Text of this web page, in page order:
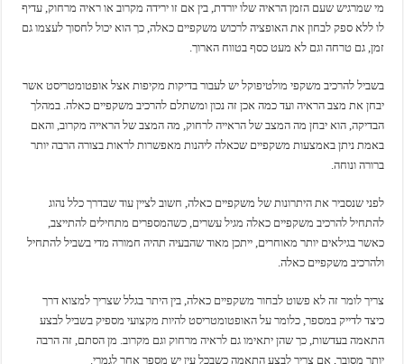
מי שמרגיש שעם הזמן הראיה שלו יורדת, בין אם זו ירידה מקרוב או ראיה מרחוק, עדיף
לו ללא ספק לבחון את האופציה לרכוש משקפיים כאלה, כך הוא יכול לחסוך לעצמו גם
זמן, גם טרחה וגם לא מעט כסף בטווח הארוך.
בשביל להרכיב משקפי מולטיפוקל יש לעבור בדיקות מקיפות אצל אופטומטריסט אשר
יבחן את מצב הראיה ועד כמה אכן זה נכון ומשתלם להרכיב משקפיים כאלה. במהלך
הבדיקה, הוא יבחן מה המצב של הראייה לרחוק, מה המצב של הראייה מקרוב, והאם
באמת ניתן באמצעות משקפיים שכאלה ליהנות מאפשרות לראות בצורה הרבה יותר
ברורה ונוחה.
לפני שנסביר את היתרונות של משקפיים כאלה, חשוב לציין עוד שבדרך כלל נהוג
להתחיל להרכיב משקפיים כאלה מגיל עשרים, כשהמספרים מתחילים להתייצב,
כאשר בגילאים יותר מאוחרים, ייתכן מאוד שהבעיה תהיה חמורה מדי בשביל להתחיל
ולהרכיב משקפיים כאלה.
צריך לומר זה לא פשוט לבחור משקפיים כאלה, בין היתר בגלל שצריך למצוא דרך
כיצד לדייק במספר, כלומר על האופטומטריסט להיות מקצועי מספיק בשביל לבצע
התאמה בעדשות, כך שהן יתאימו גם לראיה מרחוק וגם מקרוב. מן הסתם, זה הרבה
יותר מסובך, אם צריך לבצע התאמה כשבכל עין יש מספר אחר לגמרי.